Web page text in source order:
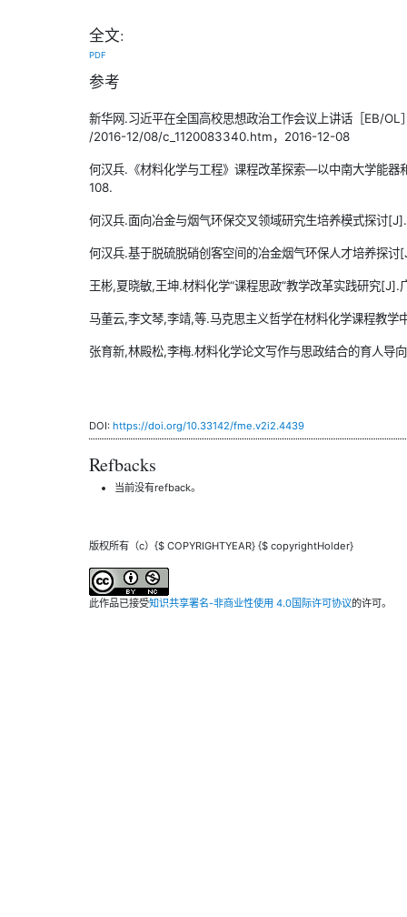
全文:
PDF
参考
新华网.习近平在全国高校思想政治工作会议上讲话［
/2016-12/08/c_1120083340.htm，2016-12-08
何汉兵.《材料化学与工程》课程改革探索—以中南大学能
108.
何汉兵.面向冶金与烟气环保交叉领域研究生培养模式探讨
何汉兵.基于脱硫脱硝创客空间的冶金烟气环保人才培养探
王彬,夏晓敏,王坤.材料化学“课程思政”教学改革实践研究
马董云,李文琴,李靖,等.马克思主义哲学在材料化学课程教
张育新,林殿松,李梅.材料化学论文写作与思政结合的育人
DOI: https://doi.org/10.33142/fme.v2i2.4439
Refbacks
当前没有refback。
版权所有（c）{$ COPYRIGHTYEAR} {$ copyrightHolder}
此作品已接受知识共享署名-非商业性使用 4.0国际许可协议的许可。